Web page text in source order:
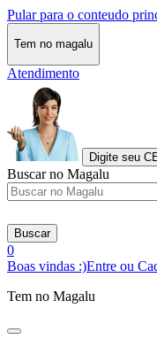
Pular para o conteudo
Tem no magalu
Atendimento
Digite seu
Buscar no Magalu
Buscar
0
Boas vindas :)Entre ou
Tem no Magalu